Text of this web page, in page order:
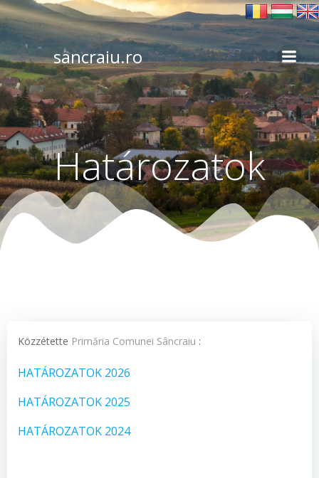
Skip
to
content
sancraiu.ro
Határozatok
Közzétette Primăria Comunei Sâncraiu :
HATÁROZATOK 2026
HATÁROZATOK 2025
HATÁROZATOK 2024